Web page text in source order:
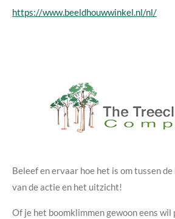
https://www.beeldhouwwinkel.nl/nl/
Beleef en ervaar hoe het is om tussen
van de actie en het uitzicht!
Of je het boomklimmen gewoon eens wil